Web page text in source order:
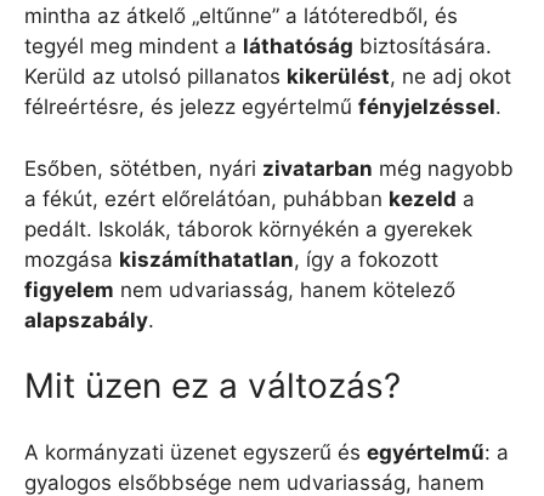
mintha az átkelő „eltűnne” a látóteredből, és
tegyél meg mindent a láthatóság biztosítására.
Kerüld az utolsó pillanatos kikerülést, ne adj okot
félreértésre, és jelezz egyértelmű fényjelzéssel.
Esőben, sötétben, nyári zivatarban még nagyobb
a fékút, ezért előrelátóan, puhábban kezeld a
pedált. Iskolák, táborok környékén a gyerekek
mozgása kiszámíthatatlan, így a fokozott
figyelem nem udvariasság, hanem kötelező
alapszabály.
Mit üzen ez a változás?
A kormányzati üzenet egyszerű és egyértelmű: a
gyalogos elsőbbsége nem udvariasság, hanem